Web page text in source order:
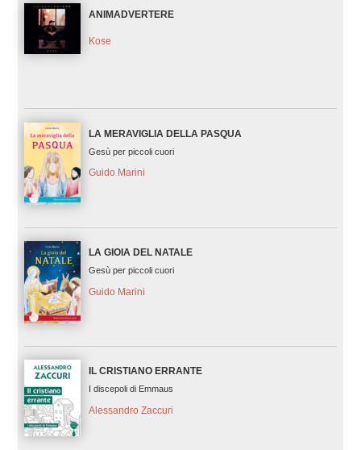
ANIMADVERTERE
Kose
LA MERAVIGLIA DELLA PASQUA
Gesù per piccoli cuori
Guido Marini
LA GIOIA DEL NATALE
Gesù per piccoli cuori
Guido Marini
IL CRISTIANO ERRANTE
I discepoli di Emmaus
Alessandro Zaccuri